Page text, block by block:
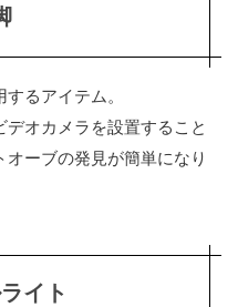
るアイテム。
オカメラを設置すること
ーブの発見が簡単になり
イト